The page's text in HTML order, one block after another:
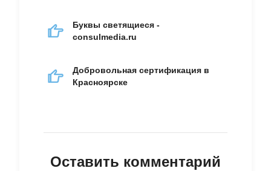
Буквы светящиеся -
consulmedia.ru
Добровольная сертификация в
Красноярске
Оставить комментарий